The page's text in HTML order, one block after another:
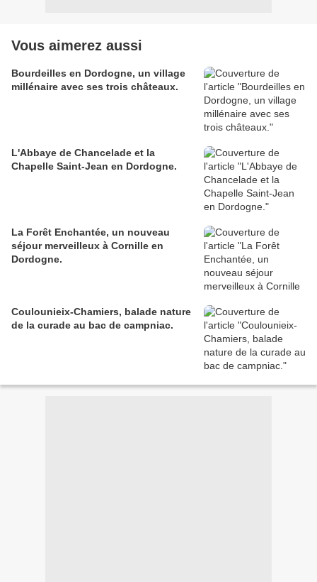
Vous aimerez aussi
Bourdeilles en Dordogne, un village
millénaire avec ses trois châteaux.
L'Abbaye de Chancelade et la
Chapelle Saint-Jean en Dordogne.
La Forêt Enchantée, un nouveau
séjour merveilleux à Cornille en
Dordogne.
Coulounieix-Chamiers, balade nature
de la curade au bac de campniac.